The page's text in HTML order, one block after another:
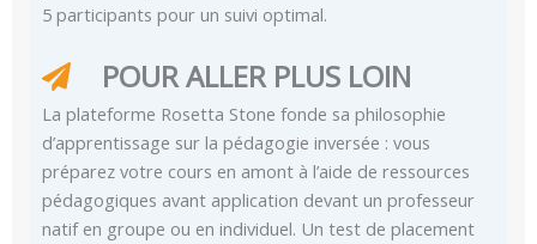
5 participants pour un suivi optimal.
POUR ALLER PLUS LOIN
La plateforme Rosetta Stone fonde sa philosophie
d’apprentissage sur la pédagogie inversée : vous
préparez votre cours en amont à l’aide de ressources
pédagogiques avant application devant un professeur
natif en groupe ou en individuel. Un test de placement